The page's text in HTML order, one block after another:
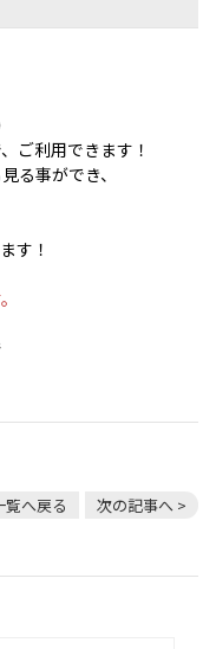
ご利用できます！
る事ができ、
す！
覧へ戻る 次の記事へ >